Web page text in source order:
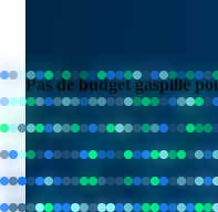
Pas de budget gaspillé